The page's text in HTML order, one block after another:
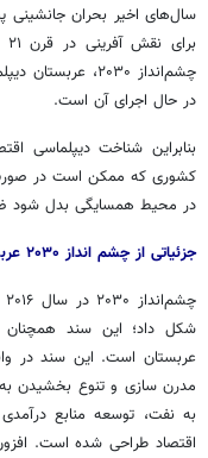
سال‌های اخیر بحران جانشینی
چشم‌انداز ۲۰۳۰،
در حال اجرای آن است.
بنابراین شناخت دیپلماسی
کشوری که ممکن است در صورت
در محیط همسایگی بدل شود
جزئیاتی از چشم انداز
شکل داد؛ این سند همچنان
عربستان است. این سند در
مدرن سازی و تنوع بخشیدن
به نفت، توسعه منابع
اقتصاد طراحی شده است.